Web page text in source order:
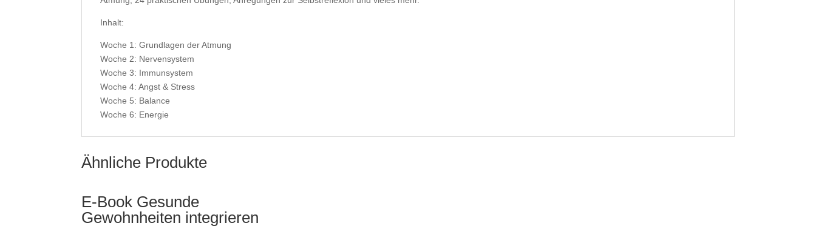
Inhalt:
Woche 1: Grundlagen der Atmung
Woche 2: Nervensystem
Woche 3: Immunsystem
Woche 4: Angst & Stress
Woche 5: Balance
Woche 6: Energie
Ähnliche Produkte
E-Book Gesunde
Gewohnheiten integrieren